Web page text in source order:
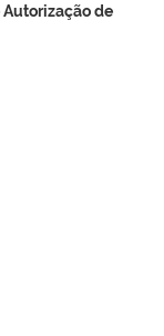
Autorização de